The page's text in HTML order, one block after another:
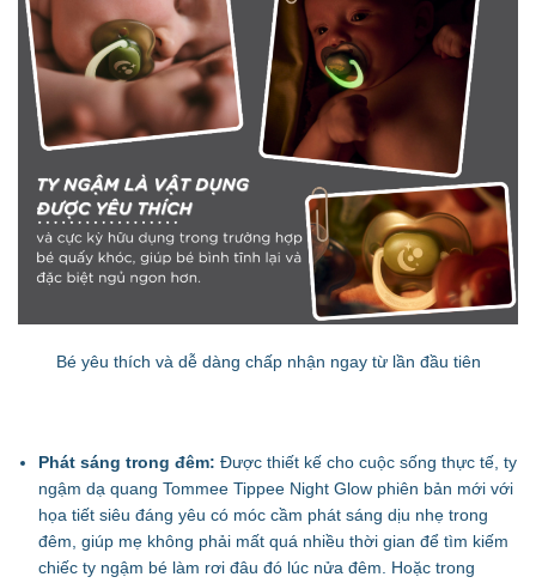
Bé yêu thích và dễ dàng chấp nhận ngay từ lần đầu tiên
Phát sáng trong đêm: Được thiết kế cho cuộc sống thực tế, ty
ngậm dạ quang Tommee Tippee Night Glow phiên bản mới với
họa tiết siêu đáng yêu có móc cầm phát sáng dịu nhẹ trong
đêm, giúp mẹ không phải mất quá nhiều thời gian để tìm kiếm
chiếc ty ngậm bé làm rơi đâu đó lúc nửa đêm. Hoặc trong